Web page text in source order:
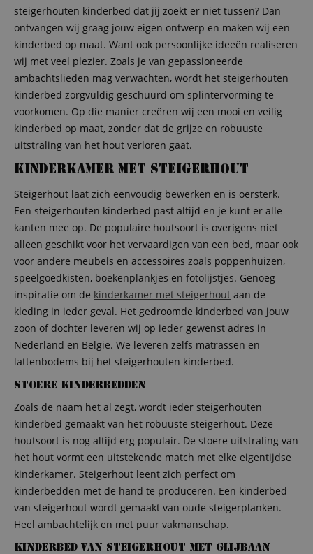
steigerhouten kinderbed dat jij zoekt er niet tussen? Dan
ontvangen wij graag jouw eigen ontwerp en maken wij een
kinderbed op maat. Want ook persoonlijke ideeën realiseren
wij met veel plezier. Zoals je van gepassioneerde
ambachtslieden mag verwachten, wordt het steigerhouten
kinderbed zorgvuldig geschuurd om splintervorming te
voorkomen. Op die manier creëren wij een mooi en veilig
kinderbed op maat, zonder dat de grijze en robuuste
uitstraling van het hout verloren gaat.
Kinderkamer met steigerhout
Steigerhout laat zich eenvoudig bewerken en is oersterk.
Een steigerhouten kinderbed past altijd en je kunt er alle
kanten mee op. De populaire houtsoort is overigens niet
alleen geschikt voor het vervaardigen van een bed, maar ook
voor andere meubels en accessoires zoals poppenhuizen,
speelgoedkisten, boekenplankjes en fotolijstjes. Genoeg
inspiratie om de kinderkamer met steigerhout aan de
kleding in ieder geval. Het gedroomde kinderbed van jouw
zoon of dochter leveren wij op ieder gewenst adres in
Nederland en België. We leveren zelfs matrassen en
lattenbodems bij het steigerhouten kinderbed.
Stoere kinderbedden
Zoals de naam het al zegt, wordt ieder steigerhouten
kinderbed gemaakt van het robuuste steigerhout. Deze
houtsoort is nog altijd erg populair. De stoere uitstraling van
het hout vormt een uitstekende match met elke eigentijdse
kinderkamer. Steigerhout leent zich perfect om
kinderbedden met de hand te produceren. Een kinderbed
van steigerhout wordt gemaakt van oude steigerplanken.
Heel ambachtelijk en met puur vakmanschap.
Kinderbed van steigerhout met glijbaan